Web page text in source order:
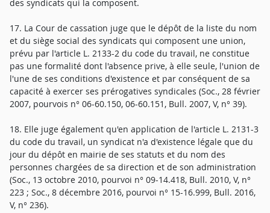
des syndicats qui la composent.
17. La Cour de cassation juge que le dépôt de la liste du nom
et du siège social des syndicats qui composent une union,
prévu par l'article L. 2133-2 du code du travail, ne constitue
pas une formalité dont l'absence prive, à elle seule, l'union de
l'une de ses conditions d'existence et par conséquent de sa
capacité à exercer ses prérogatives syndicales (Soc., 28 février
2007, pourvois n° 06-60.150, 06-60.151, Bull. 2007, V, n° 39).
18. Elle juge également qu'en application de l'article L. 2131-3
du code du travail, un syndicat n'a d'existence légale que du
jour du dépôt en mairie de ses statuts et du nom des
personnes chargées de sa direction et de son administration
(Soc., 13 octobre 2010, pourvoi n° 09-14.418, Bull. 2010, V, n°
223 ; Soc., 8 décembre 2016, pourvoi n° 15-16.999, Bull. 2016,
V, n° 236).